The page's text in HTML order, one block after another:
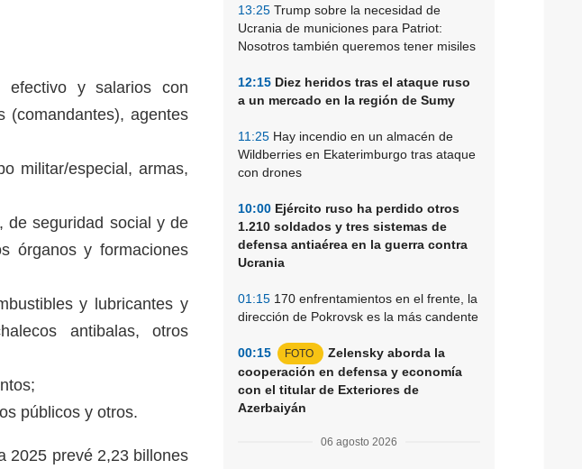
13:25 Trump sobre la necesidad de
Ucrania de municiones para Patriot:
Nosotros también queremos tener misiles
12:15 Diez heridos tras el ataque ruso
a un mercado en la región de Sumy
11:25 Hay incendio en un almacén de
Wildberries en Ekaterimburgo tras ataque
con drones
10:00 Ejército ruso ha perdido otros
1.210 soldados y tres sistemas de
defensa antiaérea en la guerra contra
Ucrania
01:15 170 enfrentamientos en el frente, la
dirección de Pokrovsk es la más candente
00:15 FOTO
Zelensky aborda la
cooperación en defensa y economía
con el titular de Exteriores de
Azerbaiyán
06 agosto 2026
y salarios con
(comandantes), agentes
militar/especial, armas,
de seguridad social y de
órganos y formaciones
y lubricantes y
antibalas, otros
públicos y otros.
2025 prevé 2,23 billones